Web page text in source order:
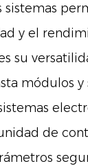
y el
su
módulos
de